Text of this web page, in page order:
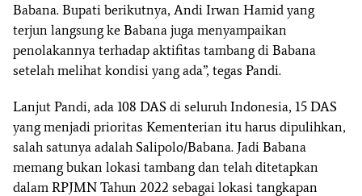
Babana. Bupati berikutnya, Andi Irwan Hamid yang
terjun langsung ke Babana juga menyampaikan
penolakannya terhadap aktifitas tambang di Babana
setelah melihat kondisi yang ada”, tegas Pandi.
Lanjut Pandi, ada 108 DAS di seluruh Indonesia, 15 DAS
yang menjadi prioritas Kementerian itu harus dipulihkan,
salah satunya adalah Salipolo/Babana. Jadi Babana
memang bukan lokasi tambang dan telah ditetapkan
dalam RPJMN Tahun 2022 sebagai lokasi tangkapan